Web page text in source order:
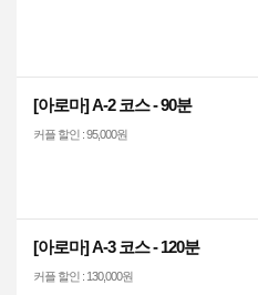
[아로마] A-2 코스 - 90분
커플 할인 : 95,000원
[아로마] A-3 코스 - 120분
커플 할인 : 130,000원